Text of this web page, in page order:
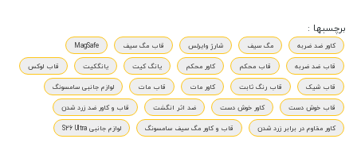
برچسبها :
کاور ضد ضربه مگ سیف شارژ وایرلس قاب مگ سیف
MagSafe
قاب ضد ضربه
قاب محکم کاور محکم یانگ کیت یانگکیت
قاب لوکس
قاب شیک
قاب رنگ ثابت کاور مات قاب مات
لوازم جانبی سامسونگ
قاب خوش دست
کاور خوش دست ضد اثر انگشت
قاب و کاور ضد زرد شدن
کاور مقاوم در برابر زرد شدن
قاب و کاور مگ سیف سامسونگ لوازم جانبی S26 Ultra